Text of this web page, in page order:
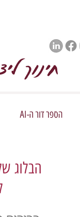
חינוך
הספר דור ה-AI
הבלוג